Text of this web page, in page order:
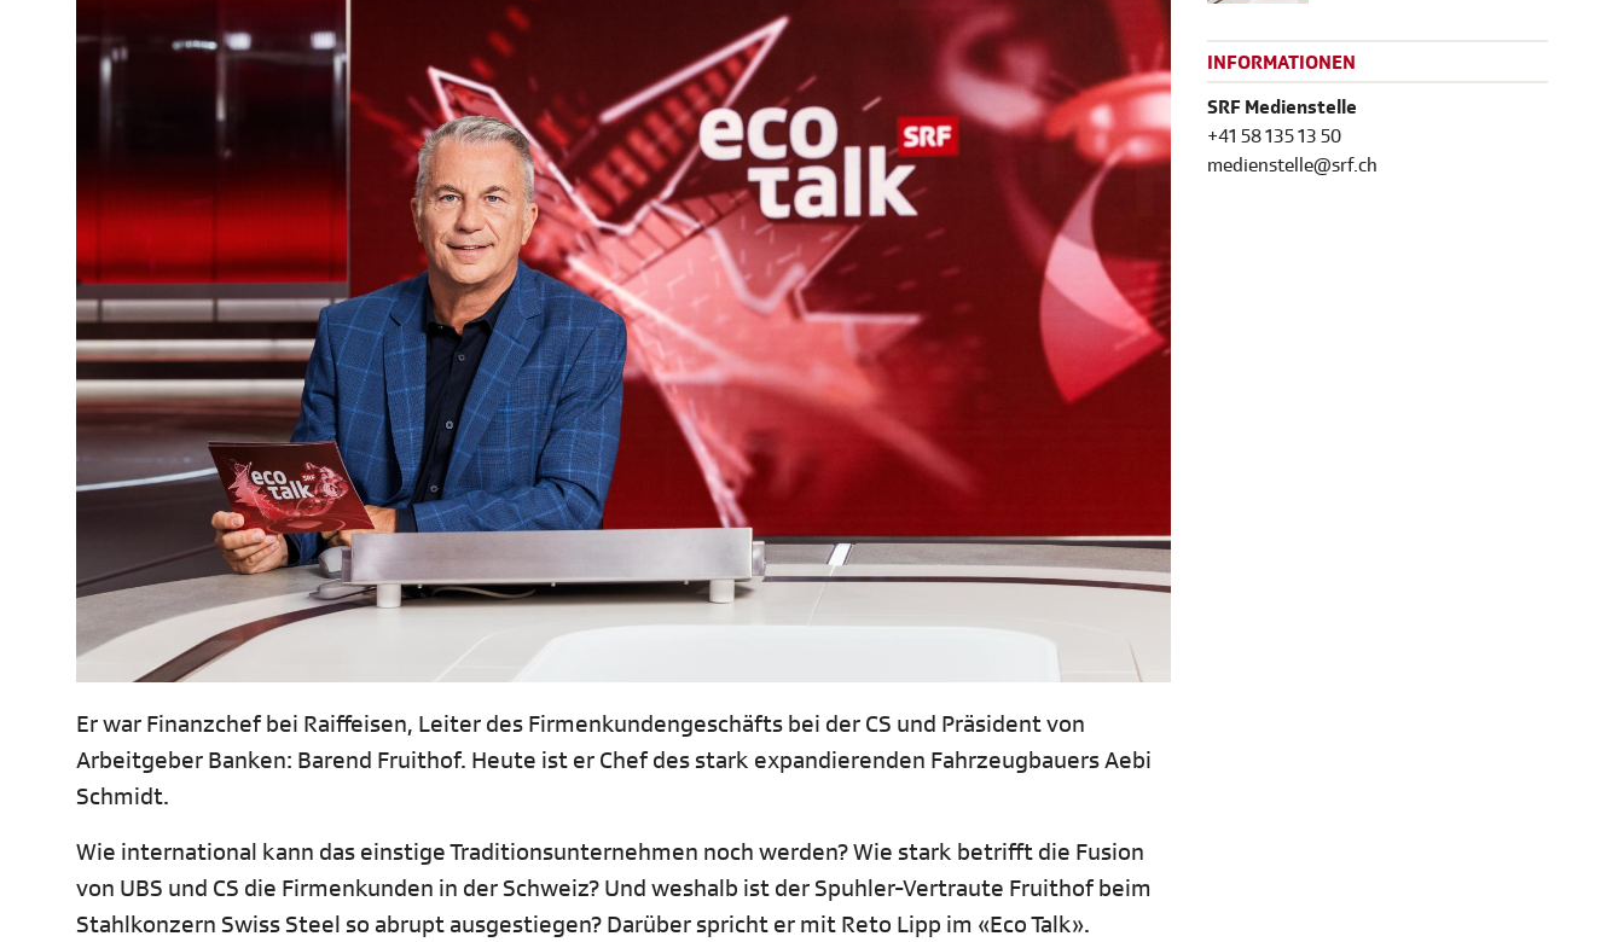
Er war Finanzchef bei Raiffeisen, Leiter des Firmenkundengeschäfts bei der CS und Präsident von
Arbeitgeber Banken: Barend Fruithof. Heute ist er Chef des stark expandierenden Fahrzeugbauers Aebi
Schmidt.
Wie international kann das einstige Traditionsunternehmen noch werden? Wie stark betrifft die Fusion
von UBS und CS die Firmenkunden in der Schweiz? Und weshalb ist der Spuhler-Vertraute Fruithof beim
Stahlkonzern Swiss Steel so abrupt ausgestiegen? Darüber spricht er mit Reto Lipp im «Eco Talk».
INFORMATIONEN
SRF Medienstelle
+41 58 135 13 50
medienstelle@srf.ch